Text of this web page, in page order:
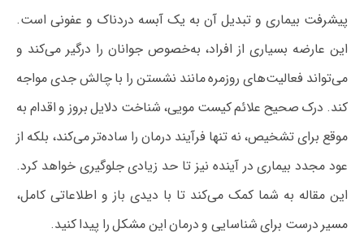
پیشرفت بیماری و تبدیل آن به یک آبسه دردناک و عفونی است.
این عارضه بسیاری از افراد، به‌خصوص جوانان را درگیر می‌کند و
می‌تواند فعالیت‌های روزمره مانند نشستن را با چالش جدی مواجه
کند. درک صحیح علائم کیست مویی، شناخت دلایل بروز و اقدام به
موقع برای تشخیص، نه تنها فرآیند درمان را ساده‌تر می‌کند، بلکه از
عود مجدد بیماری در آینده نیز تا حد زیادی جلوگیری خواهد کرد.
این مقاله به شما کمک می‌کند تا با دیدی باز و اطلاعاتی کامل،
مسیر درست برای شناسایی و درمان این مشکل را پیدا کنید.